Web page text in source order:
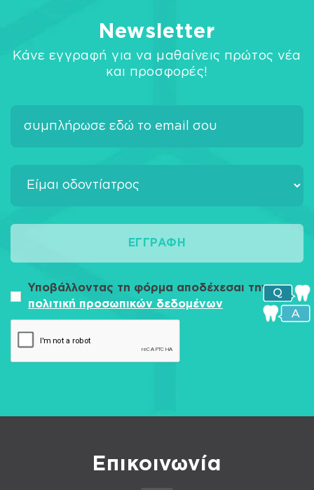
Newsletter
Κάνε εγγραφή για να μαθαίνεις πρώτος νέα
και προσφορές!
ΕΓΓΡΑΦΉ
Υποβάλλοντας τη φόρμα αποδέχεσαι την
πολιτική προσωπικών δεδομένων
Επικοινωνία